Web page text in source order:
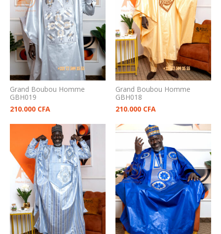
Grand Boubou Homme
GBH019
210.000 CFA
Grand Boubou Homme
GBH018
210.000 CFA